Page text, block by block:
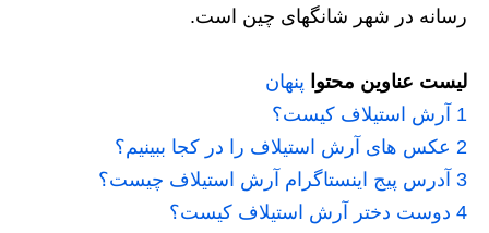
رسانه در شهر شانگهای چین است.
لیست عناوین محتوا پنهان
1 آرش استیلاف کیست؟
2 عکس های آرش استیلاف را در کجا ببینیم؟
3 آدرس پیج اینستاگرام آرش استیلاف چیست؟
4 دوست دختر آرش استیلاف کیست؟